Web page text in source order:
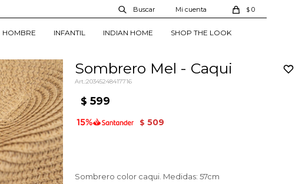
HOMBRE INFANTIL INDIAN HOME SHOP THE LOOK
$ 0
Sombrero Mel - Caqui
20345248417716
$ 599
$ 509
Sombrero color caqui. Medidas: 57cm